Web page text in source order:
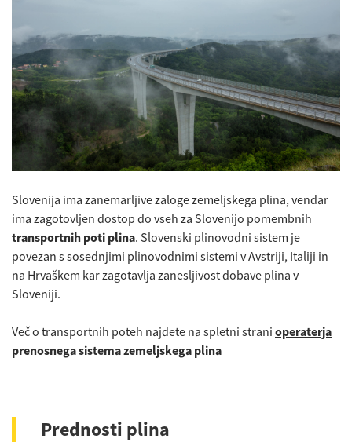
Slovenija ima zanemarljive zaloge zemeljskega plina, vendar
ima zagotovljen dostop do vseh za Slovenijo pomembnih
transportnih poti plina. Slovenski plinovodni sistem je
povezan s sosednjimi plinovodnimi sistemi v Avstriji, Italiji in
na Hrvaškem kar zagotavlja zanesljivost dobave plina v
Sloveniji.
Več o transportnih poteh najdete na spletni strani operaterja
prenosnega sistema zemeljskega plina
Prednosti plina